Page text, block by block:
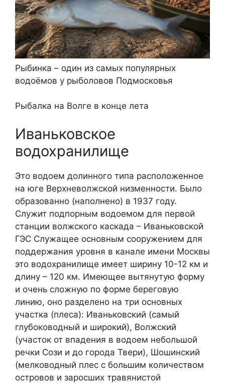
Рыбинка – один из самых популярных
водоёмов у рыболовов Подмосковья
Рыбалка на Волге в конце лета
Иваньковское
водохранилище
Это водоем долинного типа расположенное
на юге Верхневолжской низменности. Было
образованно (наполнено) в 1937 году.
Служит подпорным водоемом для первой
станции волжского каскада – Иваньковской
ГЭС Служащее основным сооружением для
поддержания уровня в канале имени Москвы
это водохранилище имеет ширину 10-12 км и
длину – 120 км. Имеющее вытянутую форму
и очень сложную по форме береговую
линию, оно разделено на три основных
участка (плеса): Иваньковский (самый
глубоководный и широкий), Волжский
(участок от впадения в водоем небольшой
речки Сози и до города Твери), Шошинский
(мелководный плес с большим количеством
островов и заросших травянистой